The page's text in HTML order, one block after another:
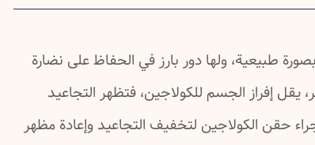
طبيعية، ولها دور بارز في الحفاظ على نضارة
يقل إفراز الجسم للكولاجين، فتظهر التجاعيد
حقن الكولاجين لتخفيف التجاعيد وإعادة مظهر